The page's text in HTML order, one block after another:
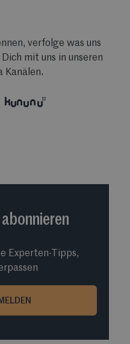
verfolge was uns
mit uns in unseren
Kanälen.
Experten-Tipps,